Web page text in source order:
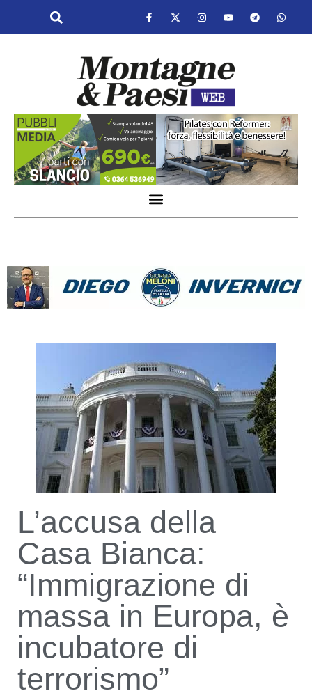
L’accusa della
Casa Bianca:
“Immigrazione di
massa in Europa, è
incubatore di
terrorismo”